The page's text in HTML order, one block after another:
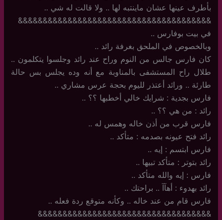
بأطرف عينها عشان ماينتبه لها .. ولا قالت له شي ..
&&&&&&&&&&&&&&&&&&&&&&&&&&&&&&&&&&&&&&&
في بيت بوفارس ..
وبالخصوص في الملحق بغرفة رائد ..
كان فارس جالس من النوم وراح عند رائد وجلسوا يتكلمون ..
طلال راح المستشفى بالمناوبة مع أنه وده يجلس بس حالة
طارئة .. ورائد أعتذر لليوم بحجة عرس مشاري ..
فارس بجدية : شرايك خالي أخطبها ؟؟ ..
رائد : من هي ؟؟ ..
فارس قرب من أذن خاله وهمس له ..
رائد فتح عيونه بصدمه : متأكد ..
فارس ابتسم : إيه ..
رائد بتوتر : متأكد تبيها ..
فارس : إيه والله متأكد ..
رائد بهدوء : أهآآ .. براحتك ..
فارس قام من عند خاله .. وكأنه متوقع ردة فعله ..
&&&&&&&&&&&&&&&&&&&&&&&&&&&&&&&&&&&